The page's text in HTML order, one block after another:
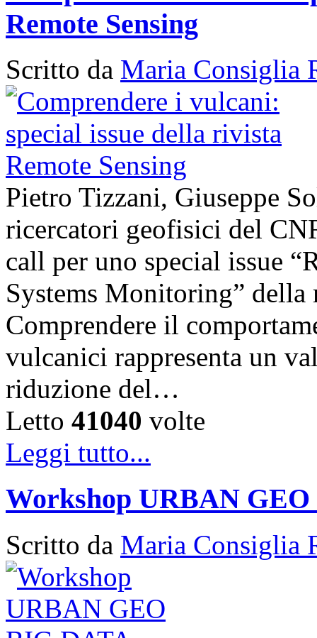
Remote Sensing
Scritto da Maria Consiglia
Pietro Tizzani, Giuseppe
ricercatori geofisici del
call per uno special issue
Systems Monitoring”
Comprendere il
vulcanici rappresenta un
riduzione del…
Letto 41040 volte
Leggi tutto...
Workshop URBAN
Scritto da Maria Consiglia